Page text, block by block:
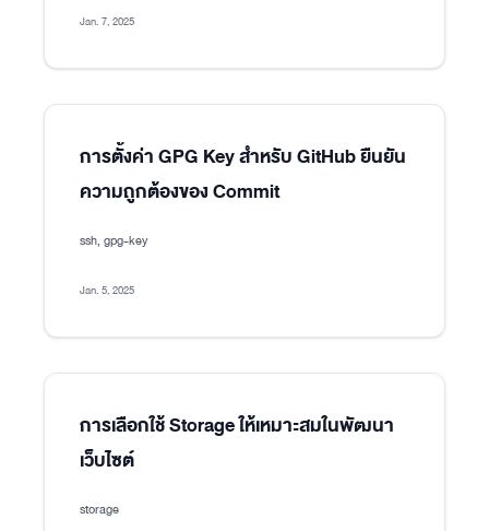
Jan. 7, 2025
การตั้งค่า GPG Key สำหรับ GitHub ยืนยัน
ความถูกต้องของ Commit
ssh, gpg-key
Jan. 5, 2025
การเลือกใช้ Storage ให้เหมาะสมในพัฒนา
เว็บไซต์
storage